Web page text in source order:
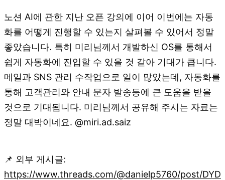
노션 AI에 관한 지난 오픈 강의에 이어 이번에는 자동
화를 어떻게 진행할 수 있는지 살펴볼 수 있어서 정말
좋았습니다. 특히 미리님께서 개발하신 OS를 통해서
쉽게 자동화에 진입할 수 있을 것 같아 기대가 큽니다.
메일과 SNS 관리 수작업으로 일이 많았는데, 자동화를
통해 고객관리와 안내 문자 발송등에 큰 도움을 받을
것으로 기대됩니다. 미리님께서 공유해 주시는 자료는
정말 대박이네요. @miri.ad.saiz
📌 외부 게시글:
https://www.threads.com/@danielp5760/post/DYD